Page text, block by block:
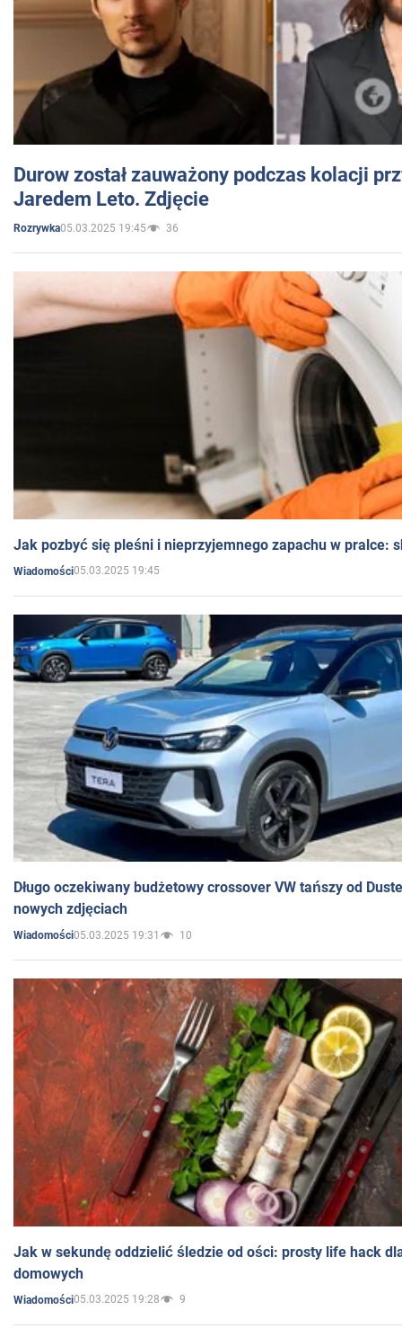
Durow został zauważony podczas kolacji
Jaredem Leto. Zdjęcie
Rozrywka05.03.2025 19:45 36
Jak pozbyć się pleśni i nieprzyjemnego zapachu w pralce:
Wiadomości05.03.2025 19:45
Długo oczekiwany budżetowy crossover VW tańszy od
nowych zdjęciach
Wiadomości05.03.2025 19:31 10
Jak w sekundę oddzielić śledzie od ości: prosty life hack
domowych
Wiadomości05.03.2025 19:28 9